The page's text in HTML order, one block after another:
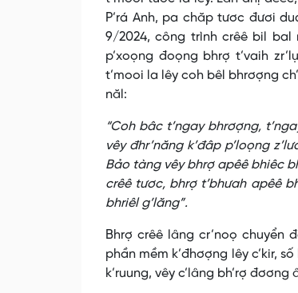
P’rá Anh, pa chăp tươc đươi
9/2024, công trình crêê bil bal
p’xoọng đoọng bhrợ t’vaih
t’mooi la lêy coh bêl bhrơợng
năl:
“Coh bâc t’ngay bhrơợng,
vêy đhr’năng k’đâp p’loọng
Bảo tàng vêy bhrợ apêê bhiêc
crêê tươc, bhrợ t’bhưah apêê
bhriêl g’lăng”.
Bhrợ crêê lâng cr’noọ chuyển
phần mềm k’đhơợng lêy c’kir,
k’ruung, vêy c’lâng bh’rợ